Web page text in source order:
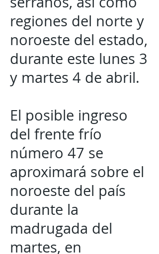
regiones del norte y
noroeste del estado,
durante este lunes 3
y martes 4 de abril.
El posible ingreso
del frente frío
número 47 se
aproximará sobre el
noroeste del país
durante la
madrugada del
martes, en